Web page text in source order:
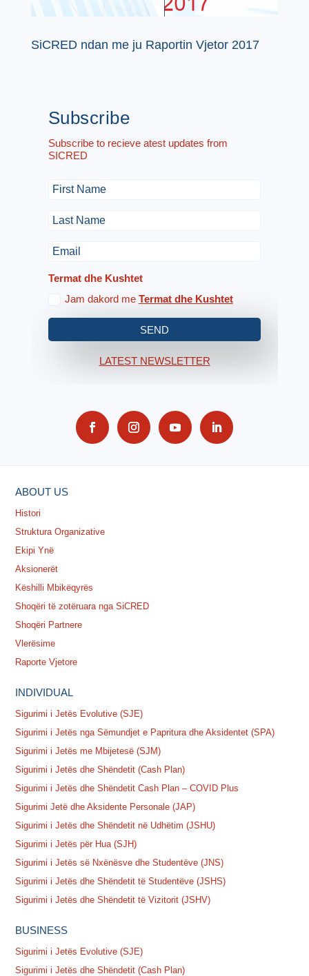
SiCRED ndan me ju Raportin Vjetor 2017
Subscribe
Subscribe to recieve atest updates from
SICRED
Termat dhe Kushtet
Jam dakord me Termat dhe Kushtet
SEND
LATEST NEWSLETTER
ABOUT US
Histori
Struktura Organizative
Ekipi Ynë
Aksionerët
Këshilli Mbikëqyrës
Shoqëri të zotëruara nga SiCRED
Shoqëri Partnere
Vlerësime
Raporte Vjetore
INDIVIDUAL
Sigurimi i Jetës Evolutive (SJE)
Sigurimi i Jetës nga Sëmundjet e Papritura dhe Aksidentet (SPA)
Sigurimi i Jetës me Mbijetesë (SJM)
Sigurimi i Jetës dhe Shëndetit (Cash Plan)
Sigurimi i Jetës dhe Shëndetit Cash Plan – COVID Plus
Sigurimi Jetë dhe Aksidente Personale (JAP)
Sigurimi i Jetës dhe Shëndetit në Udhëtim (JSHU)
Sigurimi i Jetës për Hua (SJH)
Sigurimi i Jetës së Nxënësve dhe Studentëve (JNS)
Sigurimi i Jetës dhe Shëndetit të Studentëve (JSHS)
Sigurimi i Jetës dhe Shëndetit të Vizitorit (JSHV)
BUSINESS
Sigurimi i Jetës Evolutive (SJE)
Sigurimi i Jetës dhe Shëndetit (Cash Plan)